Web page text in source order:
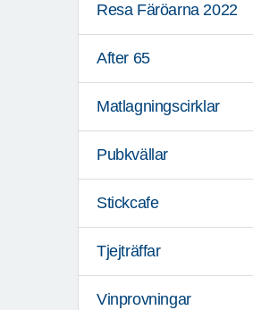
Resa Färöarna 2022
After 65
Matlagningscirklar
Pubkvällar
Stickcafe
Tjejträffar
Vinprovningar